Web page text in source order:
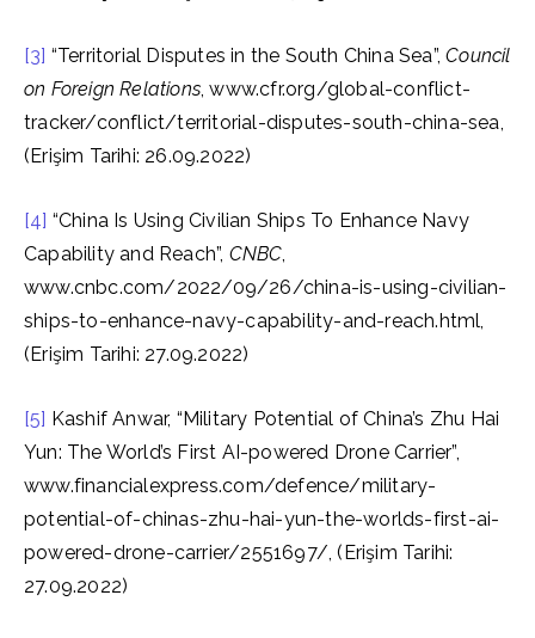
[3] “Territorial Disputes in the South China Sea”,Council
on Foreign Relations, www.cfr.org/global-conflict-
tracker/conflict/territorial-disputes-south-china-sea,
(Erişim Tarihi: 26.09.2022)
[4] “China Is Using Civilian Ships To Enhance Navy
Capability and Reach”, CNBC,
www.cnbc.com/2022/09/26/china-is-using-civilian-
ships-to-enhance-navy-capability-and-reach.html,
(Erişim Tarihi: 27.09.2022)
[5] Kashif Anwar, “Military Potential of China’s Zhu Hai
Yun: The World’s First AI-powered Drone Carrier”,
www.financialexpress.com/defence/military-
potential-of-chinas-zhu-hai-yun-the-worlds-first-ai-
powered-drone-carrier/2551697/, (Erişim Tarihi:
27.09.2022)